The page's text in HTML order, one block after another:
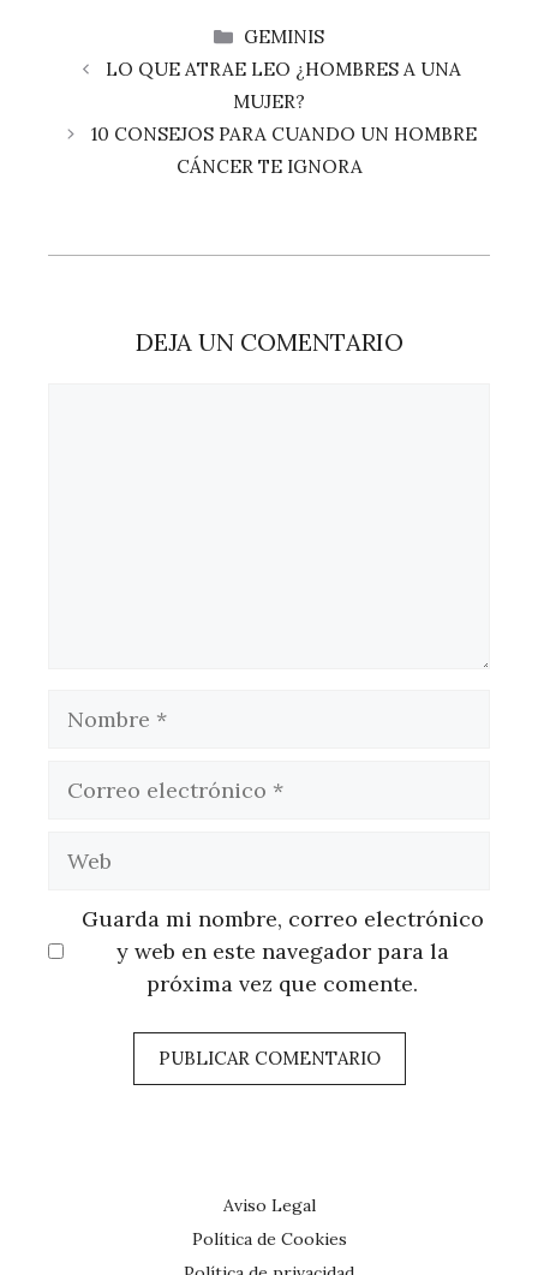
CATEGORÍAS
GEMINIS
LO QUE ATRAE LEO ¿HOMBRES A UNA
MUJER?
10 CONSEJOS PARA CUANDO UN HOMBRE
CÁNCER TE IGNORA
DEJA UN COMENTARIO
Guarda mi nombre, correo electrónico
y web en este navegador para la
próxima vez que comente.
Aviso Legal
Política de Cookies